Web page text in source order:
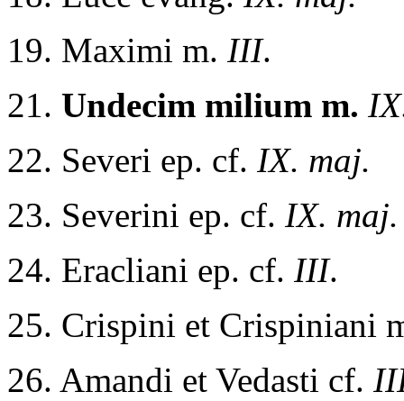
19. Maximi m. III.
21. Undecim milium m.
22. Severi ep. cf. IX. maj.
23. Severini ep. cf. IX. maj.
24. Eracliani ep. cf. III.
25. Crispini et Crispiniani
26. Amandi et Vedasti cf.